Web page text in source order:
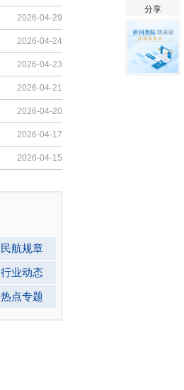
2026-04-29
2026-04-24
2026-04-23
2026-04-21
2026-04-20
2026-04-17
2026-04-15
民航规章
行业动态
热点专题
分享